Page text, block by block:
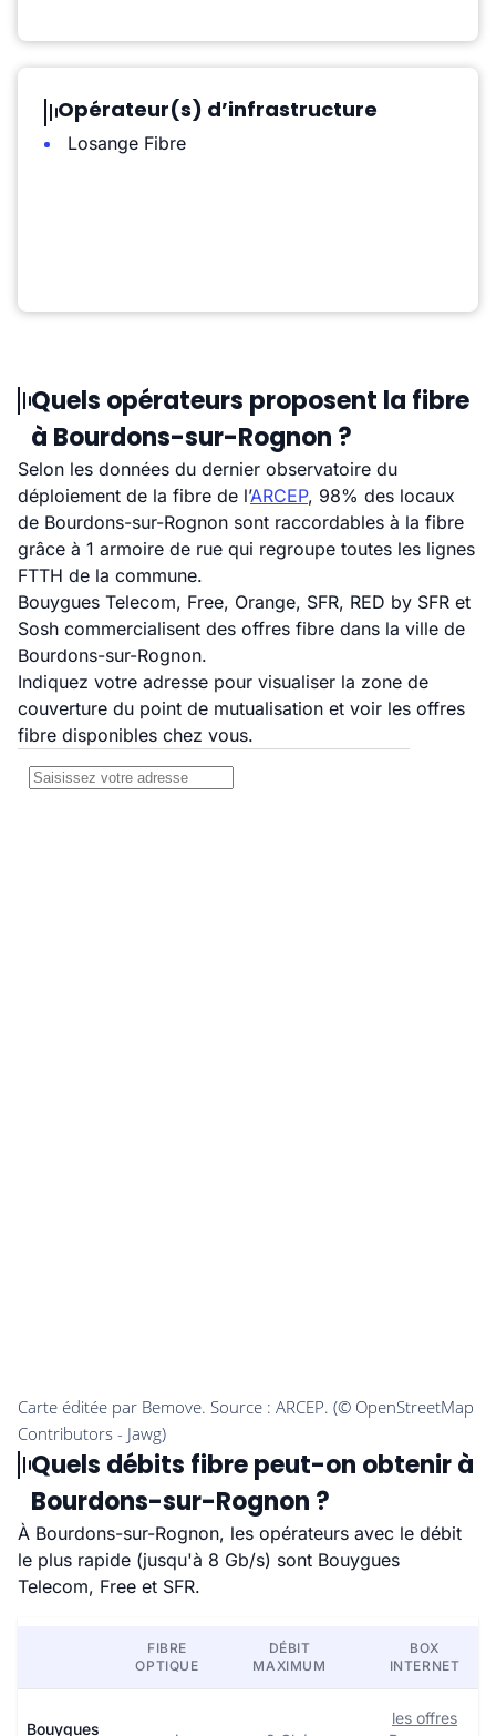
Opérateur(s) d’infrastructure
Losange Fibre
Quels opérateurs proposent la fibre
à Bourdons-sur-Rognon ?
Selon les données du dernier observatoire du
déploiement de la fibre de l’ARCEP, 98% des locaux
de Bourdons-sur-Rognon sont raccordables à la fibre
grâce à 1 armoire de rue qui regroupe toutes les lignes
FTTH de la commune.
Bouygues Telecom, Free, Orange, SFR, RED by SFR et
Sosh commercialisent des offres fibre dans la ville de
Bourdons-sur-Rognon.
Indiquez votre adresse pour visualiser la zone de
couverture du point de mutualisation et voir les offres
fibre disponibles chez vous.
Quels débits fibre peut-on obtenir à
Bourdons-sur-Rognon ?
À Bourdons-sur-Rognon, les opérateurs avec le débit
le plus rapide (jusqu'à 8 Gb/s) sont Bouygues
Telecom, Free et SFR.
FIBRE
OPTIQUE
DÉBIT
MAXIMUM
BOX
INTERNET
Bouygues
les offres